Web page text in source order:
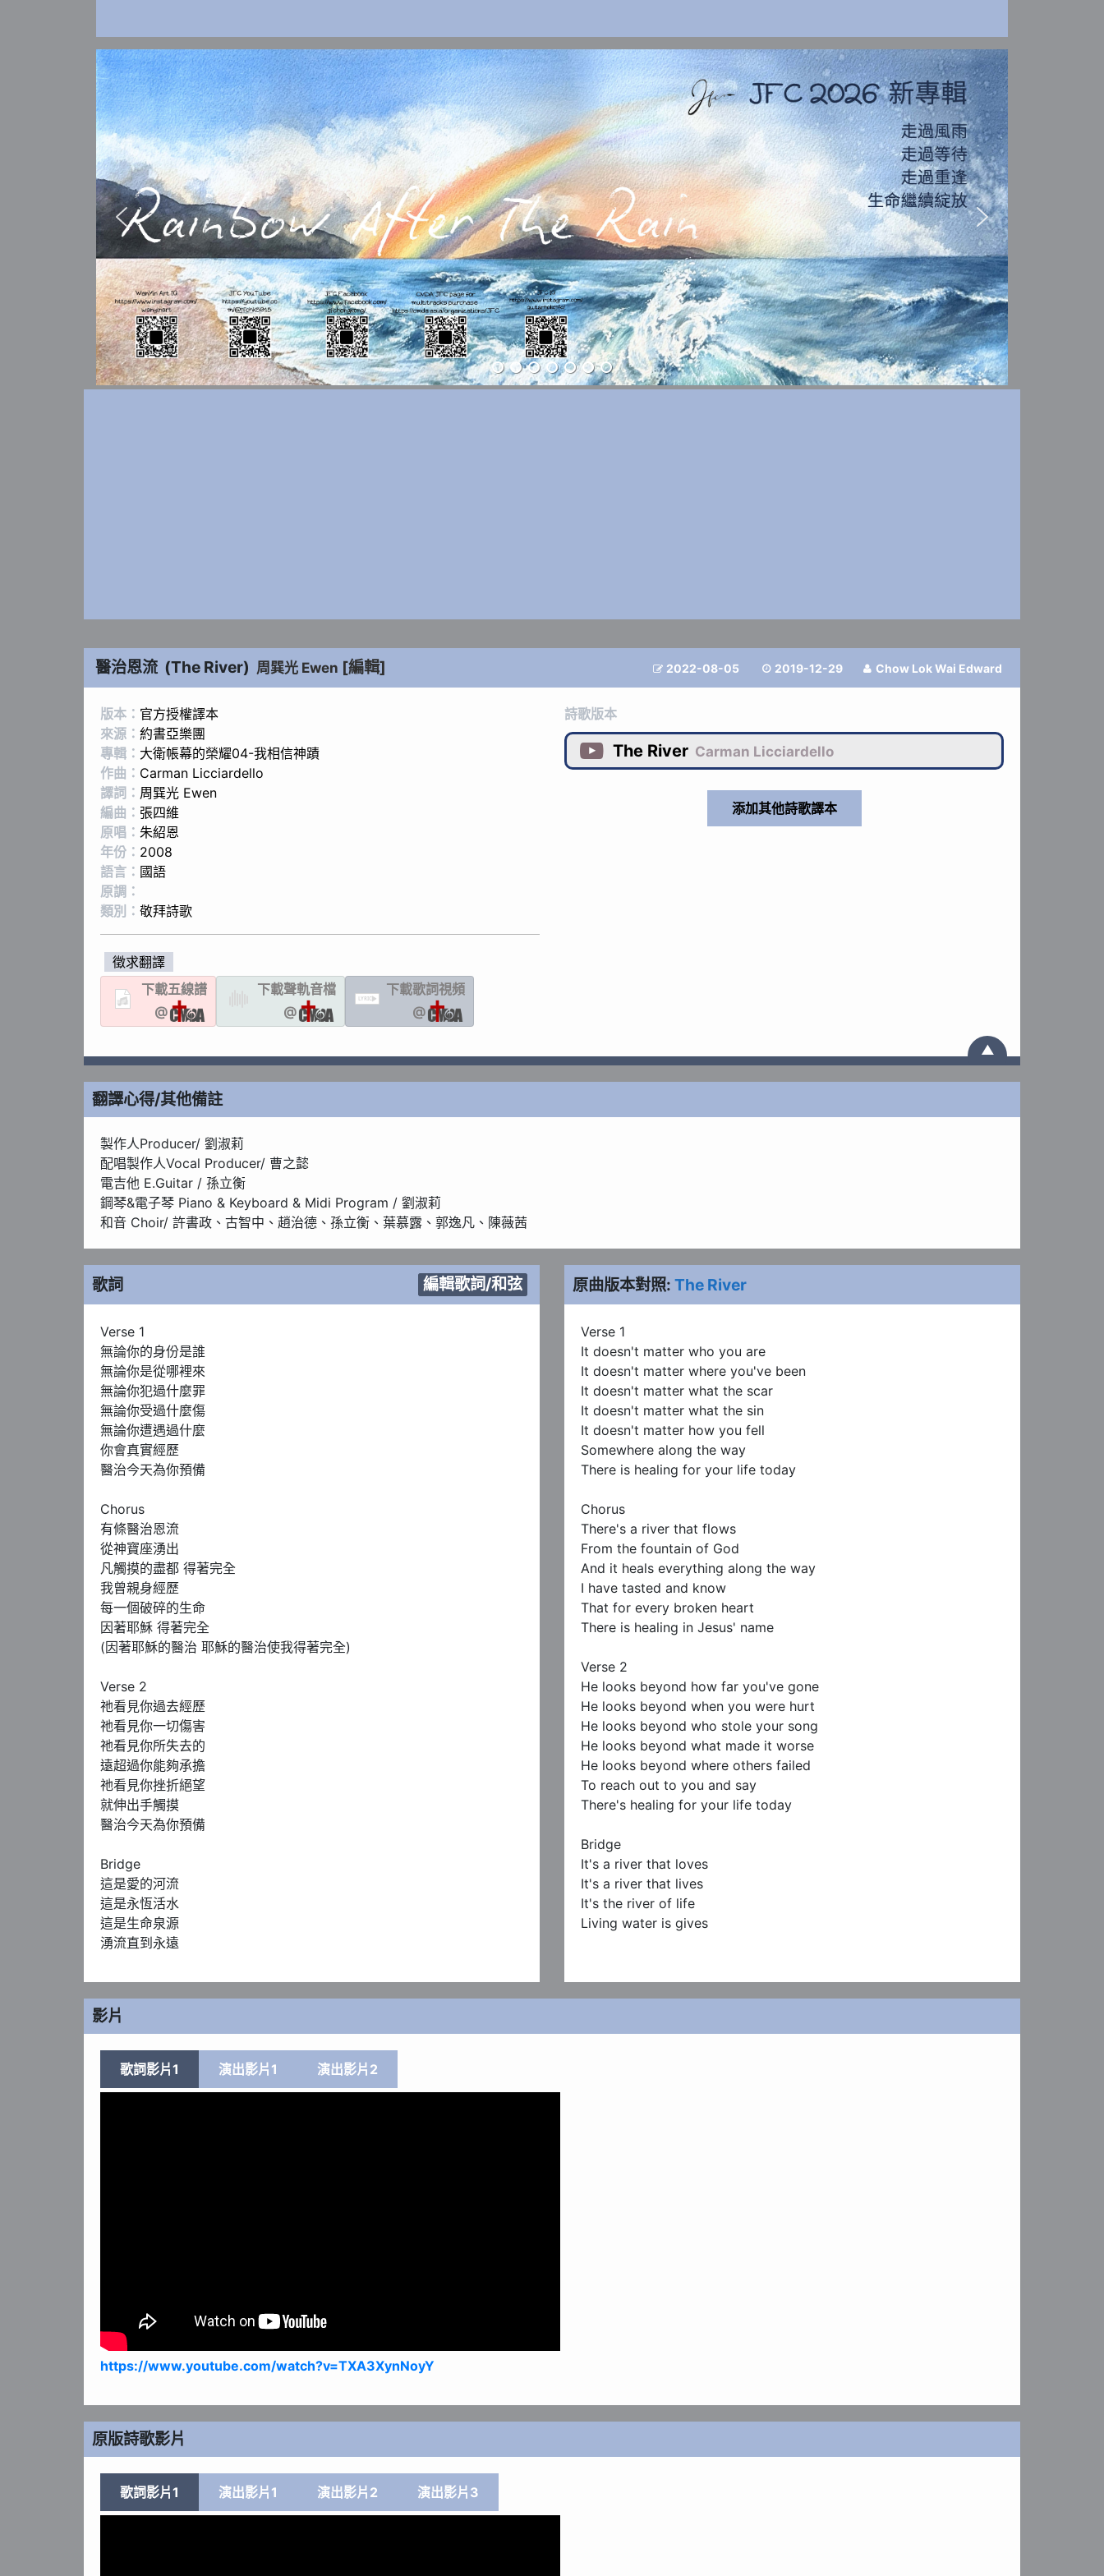
醫治恩流 (The River) 周巽光 Ewen [編輯]  2022-08-05  2019-12-29  Chow Lok Wai Edward
版本： 官方授權譯本
來源： 約書亞樂團
專輯： 大衛帳幕的榮耀04-我相信神蹟
作曲： Carman Licciardello
譯詞： 周巽光 Ewen
編曲： 張四維
原唱： 朱紹恩
年份： 2008
語言： 國語
原調：
類別： 敬拜詩歌
徵求翻譯
下載五線譜
@
下載聲軌音檔
@
LYRIC
下載歌詞視頻
@
詩歌版本
 The River Carman Licciardello
▲
翻譯心得/其他備註
製作人Producer/ 劉淑莉
配唱製作人Vocal Producer/ 曹之懿
電吉他 E.Guitar / 孫立衡
鋼琴&電子琴 Piano & Keyboard & Midi Program / 劉淑莉
和音 Choir/ 許書政、古智中、趙治德、孫立衡、葉慕露、郭逸凡、陳薇茜
歌詞 編輯歌詞/和弦 原曲版本對照: The River
Verse 1
無論你的身份是誰
無論你是從哪裡來
無論你犯過什麼罪
無論你受過什麼傷
無論你遭遇過什麼
你會真實經歷
醫治今天為你預備
Chorus
有條醫治恩流
從神寶座湧出
凡觸摸的盡都 得著完全
我曾親身經歷
每一個破碎的生命
因著耶穌 得著完全
(因著耶穌的醫治 耶穌的醫治使我得著完全)
Verse 2
祂看見你過去經歷
祂看見你一切傷害
祂看見你所失去的
遠超過你能夠承擔
祂看見你挫折絕望
就伸出手觸摸
醫治今天為你預備
Bridge
這是愛的河流
這是永恆活水
這是生命泉源
湧流直到永遠
Verse 1
It doesn't matter who you are
It doesn't matter where you've been
It doesn't matter what the scar
It doesn't matter what the sin
It doesn't matter how you fell
Somewhere along the way
There is healing for your life today
Chorus
There's a river that flows
From the fountain of God
And it heals everything along the way
I have tasted and know
That for every broken heart
There is healing in Jesus' name
Verse 2
He looks beyond how far you've gone
He looks beyond when you were hurt
He looks beyond who stole your song
He looks beyond what made it worse
He looks beyond where others failed
To reach out to you and say
There's healing for your life today
Bridge
It's a river that loves
It's a river that lives
It's the river of life
Living water is gives
影片
歌詞影片1 演出影片1 演出影片2
https://www.youtube.com/watch?v=TXA3XynNoyY
原版詩歌影片
歌詞影片1 演出影片1 演出影片2 演出影片3